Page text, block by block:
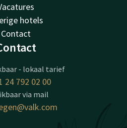
hotels
Contact
- lokaal tarief
24 792 02 00
via mail